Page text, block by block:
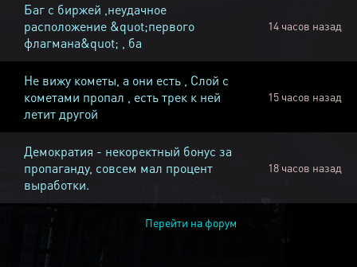
Баг с биржей ,неудачное
расположение &quot;первого
флагмана&quot; , ба
14 часов назад
Не вижу кометы, а они есть , Слой с
кометами пропал , есть трек к ней
летит другой
15 часов назад
Демократия - некоректный бонус за
пропаганду, совсем мал процент
выработки.
18 часов назад
Перейти на форум